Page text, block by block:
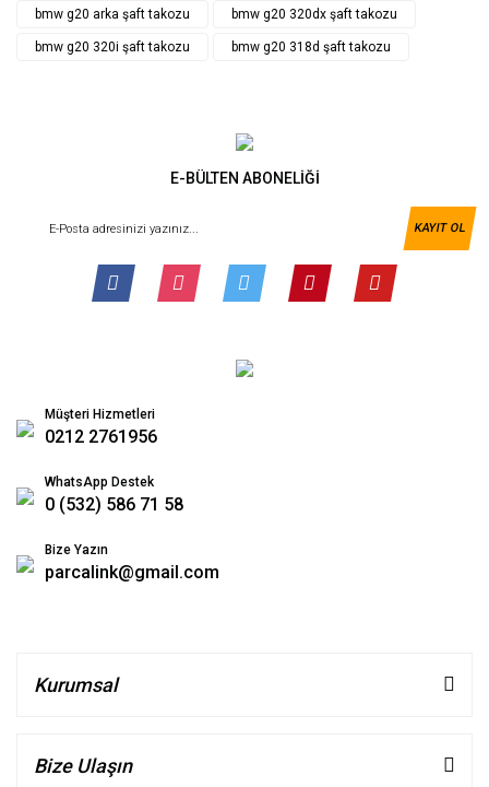
bmw g20 arka şaft takozu bmw g20 320dx şaft takozu
bmw g20 320i şaft takozu bmw g20 318d şaft takozu
E-BÜLTEN ABONELİĞİ
KAYIT OL
Müşteri Hizmetleri
0212 2761956
WhatsApp Destek
0 (532) 586 71 58
Bize Yazın
parcalink@gmail.com
Kurumsal
Bize Ulaşın